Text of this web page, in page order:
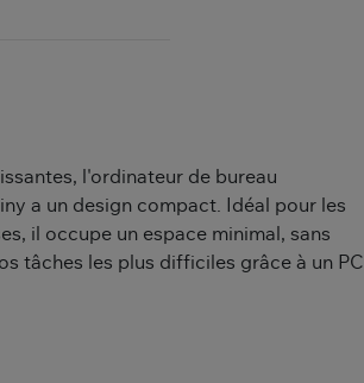
l'ordinateur de bureau
a un design compact. Idéal pour les
il occupe un espace minimal, sans
tâches les plus difficiles grâce à un PC